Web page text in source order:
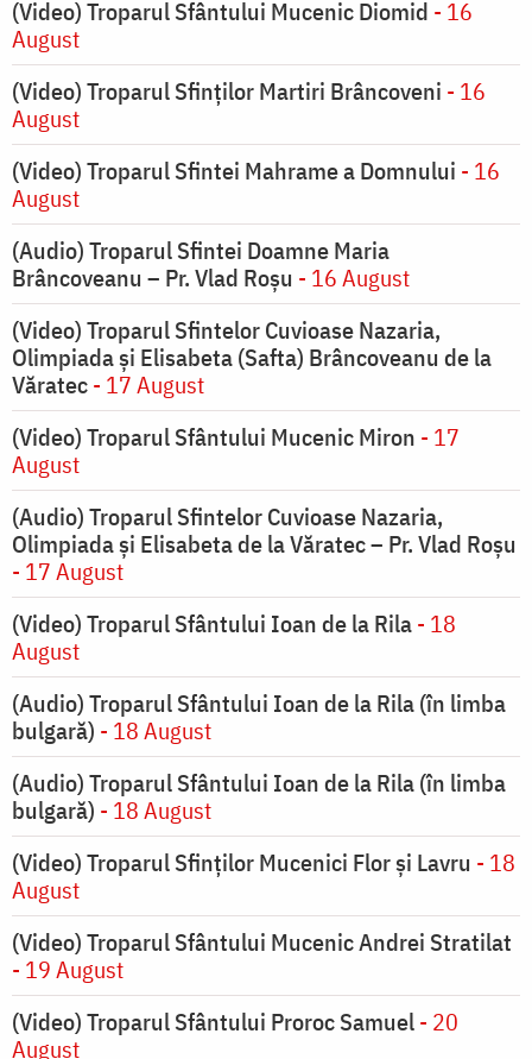
(Video) Troparul Sfântului Mucenic Diomid - 16
August
(Video) Troparul Sfinților Martiri Brâncoveni - 16
August
(Video) Troparul Sfintei Mahrame a Domnului - 16
August
(Audio) Troparul Sfintei Doamne Maria
Brâncoveanu – Pr. Vlad Roșu - 16 August
(Video) Troparul Sfintelor Cuvioase Nazaria,
Olimpiada și Elisabeta (Safta) Brâncoveanu de la
Văratec- 17 August
(Video) Troparul Sfântului Mucenic Miron - 17
August
(Audio) Troparul Sfintelor Cuvioase Nazaria,
Olimpiada și Elisabeta de la Văratec – Pr. Vlad Roșu
- 17 August
(Video) Troparul Sfântului Ioan de la Rila- 18
August
(Audio) Troparul Sfântului Ioan de la Rila (în limba
bulgară) - 18 August
(Audio) Troparul Sfântului Ioan de la Rila (în limba
bulgară) - 18 August
(Video) Troparul Sfinților Mucenici Flor și Lavru - 18
August
(Video) Troparul Sfântului Mucenic Andrei Stratilat
- 19 August
(Video) Troparul Sfântului Proroc Samuel- 20
August